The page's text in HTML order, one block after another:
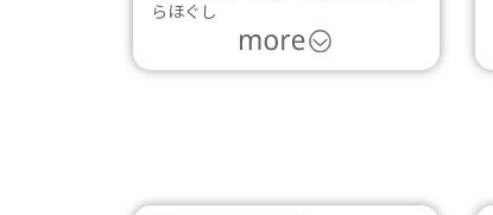
らほぐし